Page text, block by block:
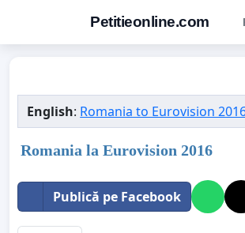
Petitieonline.com
English: Romania to Eurovision
Romania la Eurovision 2016
Publică pe Facebook